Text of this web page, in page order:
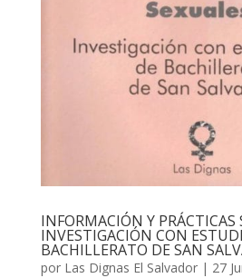
INFORMACIÓN Y PRÁCTICAS
INVESTIGACIÓN CON
BACHILLERATO DE SAN
por Las Dignas El Salvador| 27